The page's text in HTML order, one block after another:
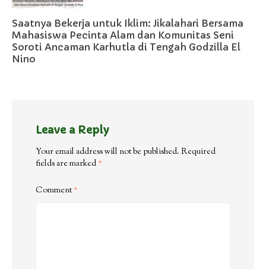
Saatnya Bekerja untuk Iklim: Jikalahari Bersama
Mahasiswa Pecinta Alam dan Komunitas Seni
Soroti Ancaman Karhutla di Tengah Godzilla El
Nino
Leave a Reply
Your email address will not be published. Required
fields are marked *
Comment*